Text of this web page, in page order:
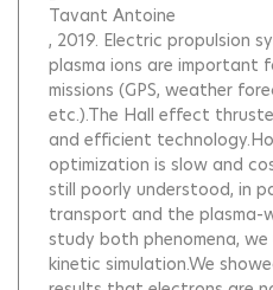
Tavant Antoine
, 2019. Electric propulsion
plasma ions are important
missions (GPS, weather
etc.).The Hall effect
and efficient
optimization is slow and
still poorly understood, in
transport and the plasma-
study both phenomena, we
kinetic simulation.We